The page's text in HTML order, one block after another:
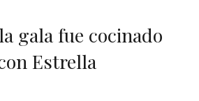
gala fue cocinado
Estrella